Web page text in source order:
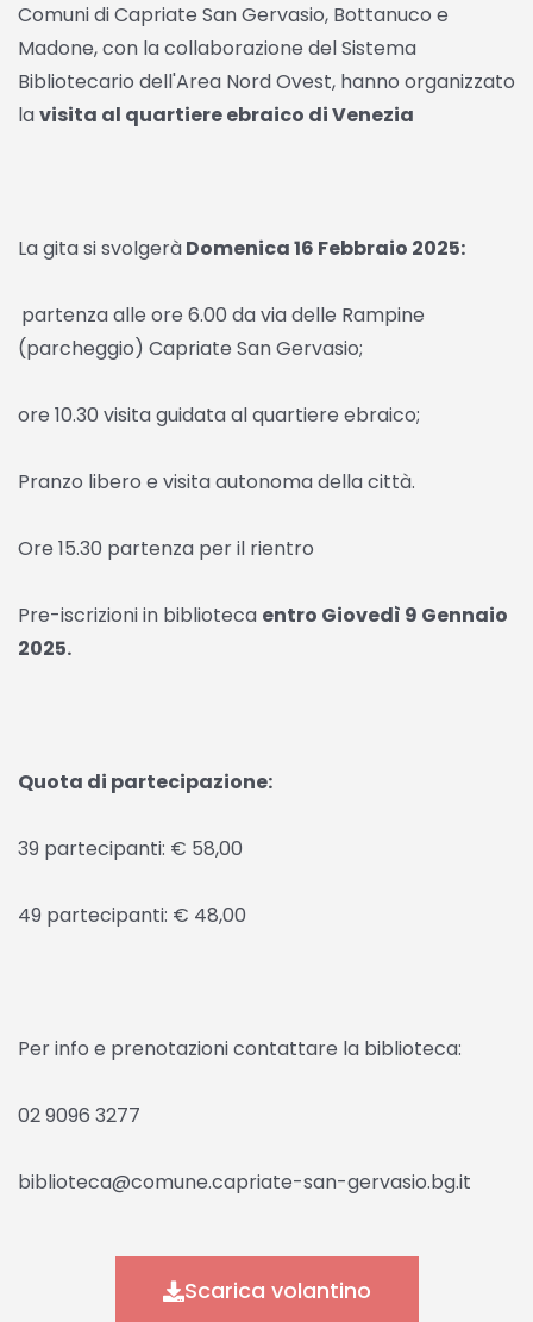
Comuni di Capriate San Gervasio, Bottanuco e
Madone, con la collaborazione del Sistema
Bibliotecario dell'Area Nord Ovest, hanno organizzato
lavisita al quartiere ebraico di Venezia
La gita si svolgeràDomenica 16 Febbraio 2025:
partenza alle ore 6.00 da via delle Rampine
(parcheggio) Capriate San Gervasio;
ore 10.30 visita guidata al quartiere ebraico;
Pranzo libero e visita autonoma della città.
Ore 15.30 partenza per il rientro
Pre-iscrizioni in biblioteca entro Giovedì 9 Gennaio
2025.
Quota di partecipazione:
39 partecipanti: € 58,00
49 partecipanti: € 48,00
Per info e prenotazioni contattare la biblioteca:
02 9096 3277
biblioteca@comune.capriate-san-gervasio.bg.it
Scarica volantino